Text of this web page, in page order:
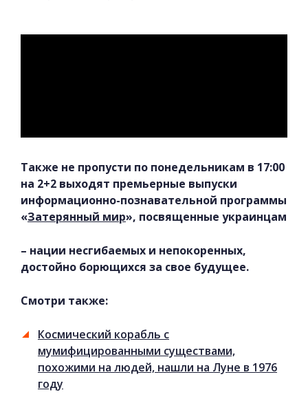
Также не пропусти по понедельникам в 17:00
на 2+2 выходят премьерные выпуски
информационно-познавательной программы
«Затерянный мир», посвященные украинцам
– нации несгибаемых и непокоренных,
достойно борющихся за свое будущее.
Смотри также:
Космический корабль с
мумифицированными существами,
похожими на людей, нашли на Луне в 1976
году